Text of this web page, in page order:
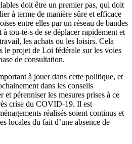
doit être un premier pas, qui doit
à terme de manière sûre et efficace
entre elles par un réseau de bandes
à tou-te-s de se déplacer rapidement et
les achats ou les loisirs. Cela
le projet de Loi fédérale sur les voies
de consultation.
à jouer dans cette politique, et
dans les conseils
pérenniser les mesures prises à ce
crise du COVID-19. Il est
réalisés soient continus et
locales du fait d’une absence de